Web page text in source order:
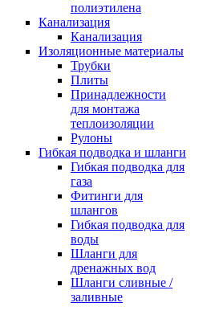
полиэтилена
Канализация
Канализация
Изоляционные материалы
Трубки
Плиты
Принадлежности
для монтажа
теплоизоляции
Рулоны
Гибкая подводка и шланги
Гибкая подводка для
газа
Фитинги для
шлангов
Гибкая подводка для
воды
Шланги для
дренажных вод
Шланги сливные /
заливные